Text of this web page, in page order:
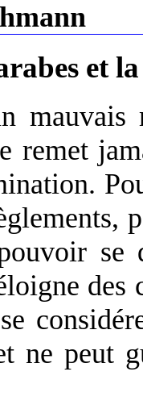
et
mauvais
remet
se
ne peut